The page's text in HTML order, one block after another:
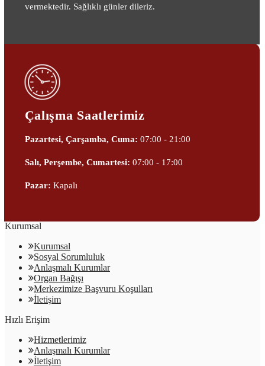
vermektedir. Sağlıklı günler dileriz.
Çalışma Saatlerimiz
Pazartesi, Çarşamba, Cuma: 07:00 - 21:00
Salı, Perşembe, Cumartesi: 07:00 - 17:00
Pazar: Kapalı
Kurumsal
Kurumsal
Sosyal Sorumluluk
Anlaşmalı Kurumlar
Organ Bağışı
Merkezimize Başvuru Koşulları
İletişim
Hızlı Erişim
Hizmetlerimiz
Anlaşmalı Kurumlar
İletişim